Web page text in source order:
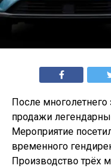
После
продажи
Мероприятие
временного
Производство трёх